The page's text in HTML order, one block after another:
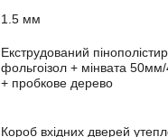
1.5 мм
Екструдований
фольгоізол + мінвата
+ пробкове дерево
Короб вхідних дверей